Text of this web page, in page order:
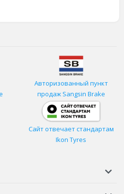
Авторизованный пункт
продаж Sangsin Brake
Сайт отвечает стандартам
Ikon Tyres